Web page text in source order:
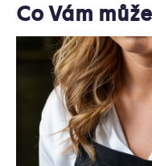
Co Vám